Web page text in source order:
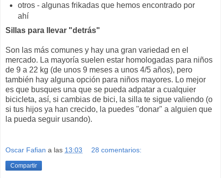
otros - algunas frikadas que hemos encontrado por
ahí
Sillas para llevar "detrás"
Son las más comunes y hay una gran variedad en el
mercado. La mayoría suelen estar homologadas para niños
de 9 a 22 kg (de unos 9 meses a unos 4/5 años), pero
también hay alguna opción para niños mayores. Lo mejor
es que busques una que se pueda adpatar a cualquier
bicicleta, así, si cambias de bici, la silla te sigue valiendo (o
si tus hijos ya han crecido, la puedes "donar" a alguien que
la pueda seguir usando).
Oscar Fafian a las 13:03 28 comentarios:
Compartir